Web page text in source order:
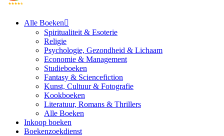
Alle Boeken
Spiritualiteit & Esoterie
Religie
Psychologie, Gezondheid & Lichaam
Economie & Management
Studieboeken
Fantasy & Sciencefiction
Kunst, Cultuur & Fotografie
Kookboeken
Literatuur, Romans & Thrillers
Alle Boeken
Inkoop boeken
Boekenzoekdienst